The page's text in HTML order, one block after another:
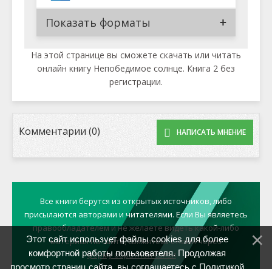
Показать форматы
На этой странице вы сможете скачать или читать
онлайн книгу Непобедимое солнце. Книга 2 без
регистрации.
Комментарии (0) НАПИСАТЬ МНЕНИЕ
Все книги берутся из открытых источников, либо
присылаются авторами и читателями. Если Вы являетесь
правообладателем и не желаете видеть какой-либо
материал на сайте, свяжитесь с нами через
форму обратной связи
Этот сайт использует файлы cookies для более
комфортной работы пользователя. Продолжая
просмотр страниц сайта, вы соглашаетесь с Политикой